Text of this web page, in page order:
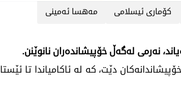
كۆماری ئیسلامی مه‌هسا ئه‌مینی
نه‌رمی له‌گه‌ڵ خۆپیشانده‌ران نانوێنن.
دێت، كه‌ له‌ ئاكامیاندا تا ئێستا